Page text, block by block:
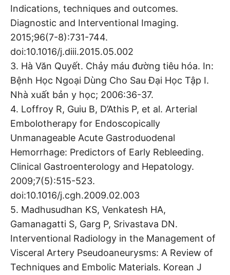
Indications, techniques and outcomes.
Diagnostic and Interventional Imaging.
2015;96(7-8):731-744.
doi:10.1016/j.diii.2015.05.002
3. Hà Văn Quyết. Chảy máu đường tiêu hóa. In:
Bệnh Học Ngoại Dùng Cho Sau Đại Học Tập I.
Nhà xuất bản y học; 2006:36-37.
4. Loffroy R, Guiu B, D’Athis P, et al. Arterial
Embolotherapy for Endoscopically
Unmanageable Acute Gastroduodenal
Hemorrhage: Predictors of Early Rebleeding.
Clinical Gastroenterology and Hepatology.
2009;7(5):515-523.
doi:10.1016/j.cgh.2009.02.003
5. Madhusudhan KS, Venkatesh HA,
Gamanagatti S, Garg P, Srivastava DN.
Interventional Radiology in the Management of
Visceral Artery Pseudoaneurysms: A Review of
Techniques and Embolic Materials. Korean J